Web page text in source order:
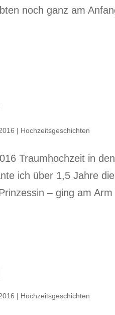
noch ganz am
| Hochzeitsgeschichten
Traumhochzeit in
ich über 1,5 Jahre
– ging am
| Hochzeitsgeschichten